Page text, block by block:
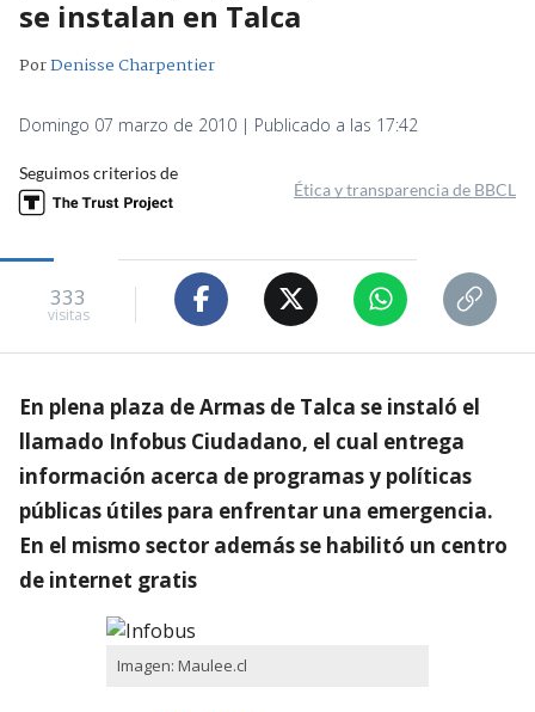
se instalan en Talca
PorDenisse Charpentier
Domingo 07 marzo de 2010 | Publicado a las 17:42
Seguimos criterios de
Ética y transparencia de BBCL
333
visitas
En plena plaza de Armas de Talca se instaló el
llamado Infobus Ciudadano, el cual entrega
información acerca de programas y políticas
públicas útiles para enfrentar una emergencia.
En el mismo sector además se habilitó un centro
de internet gratis
Imagen: Maulee.cl